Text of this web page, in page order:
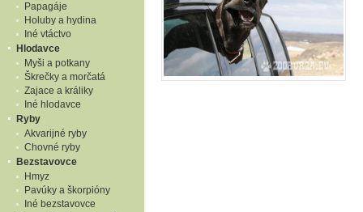
Papagáje
Holuby a hydina
Iné vtáctvo
Hlodavce
Myši a potkany
Škrečky a morčatá
Zajace a králiky
Iné hlodavce
Ryby
Akvarijné ryby
Chovné ryby
Bezstavovce
Hmyz
Pavúky a škorpióny
Iné bezstavovce